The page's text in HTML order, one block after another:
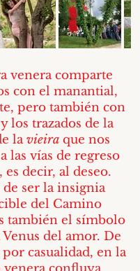
venera comparte
con el manantial,
pero también con
los trazados de la
lavieira que nos
las vías de regreso
decir, al deseo.
de ser la insignia
del Camino
también el símbolo
Venus del amor. De
casualidad, en la